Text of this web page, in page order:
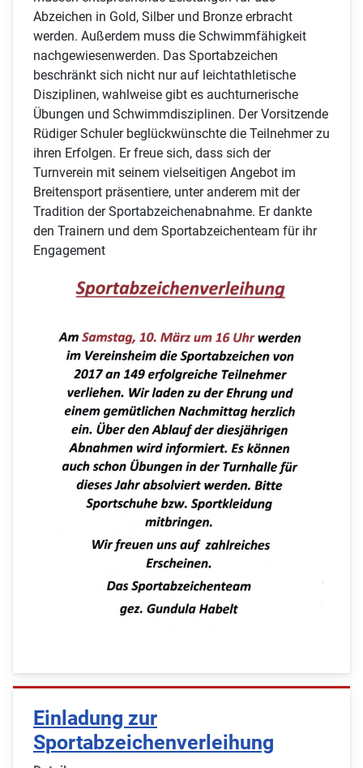
Abzeichen in Gold, Silber und Bronze erbracht
werden. Außerdem muss die Schwimmfähigkeit
nachgewiesenwerden. Das Sportabzeichen
beschränkt sich nicht nur auf leichtathletische
Disziplinen, wahlweise gibt es auchturnerische
Übungen und Schwimmdisziplinen. Der Vorsitzende
Rüdiger Schuler beglückwünschte die Teilnehmer zu
ihren Erfolgen. Er freue sich, dass sich der
Turnverein mit seinem vielseitigen Angebot im
Breitensport präsentiere, unter anderem mit der
Tradition der Sportabzeichenabnahme. Er dankte
den Trainern und dem Sportabzeichenteam für ihr
Engagement
Einladung zur
Sportabzeichenverleihung